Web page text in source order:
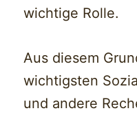
wichtige Rolle.
Aus diesem
wichtigsten
und andere